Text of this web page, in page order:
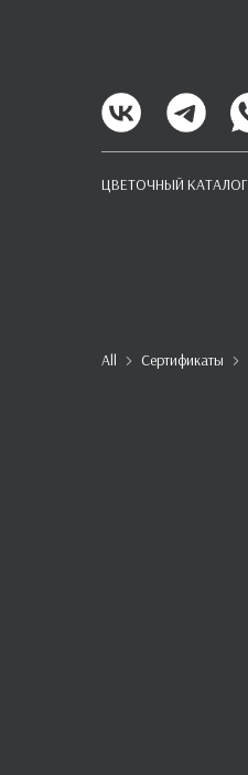
ЦВЕТОЧНЫЙ КАТАЛОГ
All Сертификаты